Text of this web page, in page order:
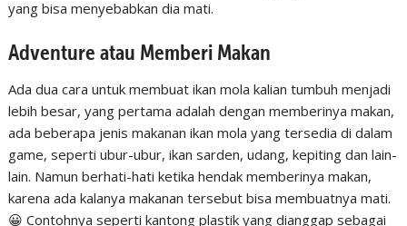
yang bisa menyebabkan dia mati.
Adventure atau Memberi Makan
Ada dua cara untuk membuat ikan mola kalian tumbuh menjadi
lebih besar, yang pertama adalah dengan memberinya makan,
ada beberapa jenis makanan ikan mola yang tersedia di dalam
game, seperti ubur-ubur, ikan sarden, udang, kepiting dan lain-
lain. Namun berhati-hati ketika hendak memberinya makan,
karena ada kalanya makanan tersebut bisa membuatnya mati.
😀 Contohnya seperti kantong plastik yang dianggap sebagai